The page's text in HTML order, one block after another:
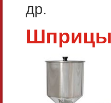
др.